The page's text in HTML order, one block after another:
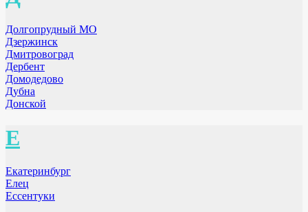
Долгопрудный МО
Дзержинск
Дмитровоград
Дербент
Домодедово
Дубна
Донской
Е
Екатеринбург
Елец
Ессентуки